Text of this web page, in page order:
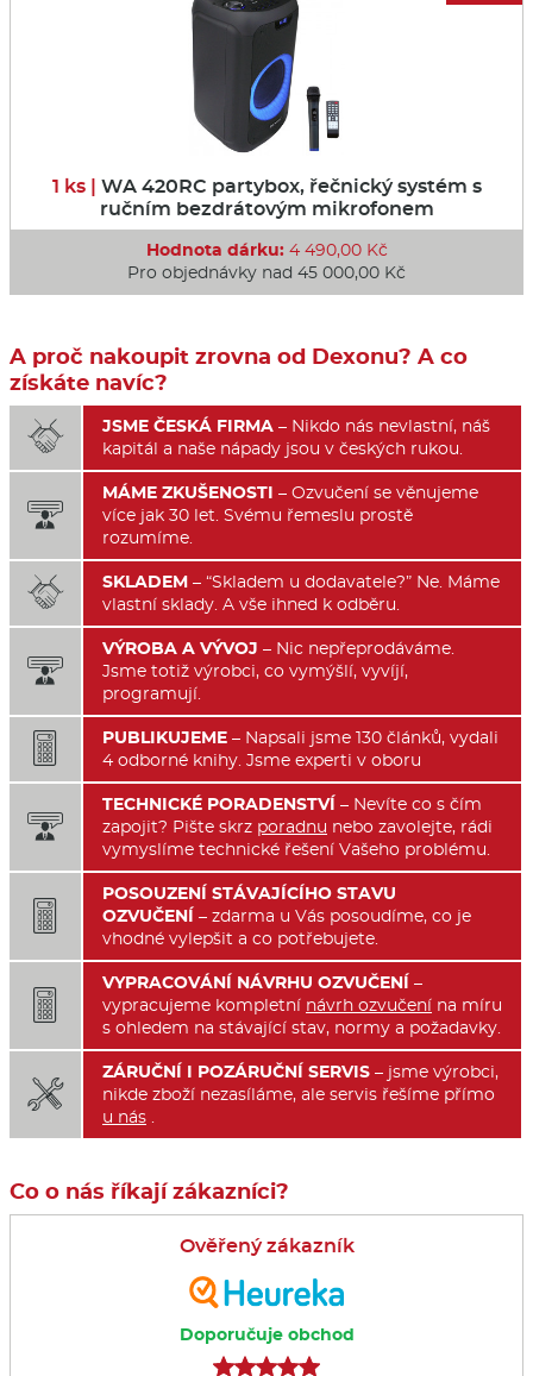
1 ks | WA 420RC partybox, řečnický systém s
ručním bezdrátovým mikrofonem
Hodnota dárku:4 490,00 Kč
Pro objednávky nad 45 000,00 Kč
A proč nakoupit zrovna od Dexonu? A co
získáte navíc?
 JSME ČESKÁ FIRMA – Nikdo nás nevlastní, náš
kapitál a naše nápady jsou v českých rukou.

MÁME ZKUŠENOSTI – Ozvučení se věnujeme
více jak 30 let. Svému řemeslu prostě
rozumíme.
 SKLADEM – “Skladem u dodavatele?” Ne. Máme
vlastní sklady. A vše ihned k odběru.

VÝROBA A VÝVOJ – Nic nepřeprodáváme.
Jsme totiž výrobci, co vymýšlí, vyvíjí,
programují.
 PUBLIKUJEME – Napsali jsme 130 článků, vydali
4 odborné knihy. Jsme experti v oboru

TECHNICKÉ PORADENSTVÍ – Nevíte co s čím
zapojit? Pište skrz poradnu nebo zavolejte, rádi
vymyslíme technické řešení Vašeho problému.

POSOUZENÍ STÁVAJÍCÍHO STAVU
OZVUČENÍ – zdarma u Vás posoudíme, co je
vhodné vylepšit a co potřebujete.

VYPRACOVÁNÍ NÁVRHU OZVUČENÍ –
vypracujeme kompletní návrh ozvučení na míru
s ohledem na stávající stav, normy a požadavky.

ZÁRUČNÍ I POZÁRUČNÍ SERVIS – jsme výrobci,
nikde zboží nezasíláme, ale servis řešíme přímo
u nás
Co o nás říkají zákazníci?
Ověřený zákazník
Doporučuje obchod